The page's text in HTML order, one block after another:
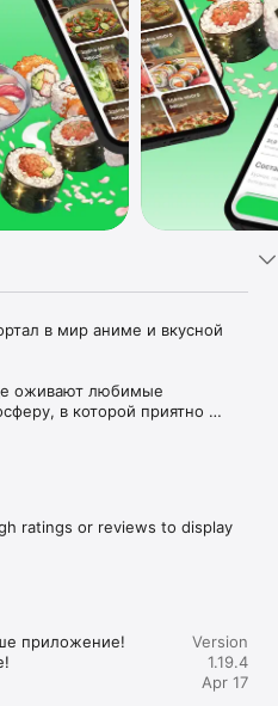
в мир аниме и вкусной
оживают любимые
в которой приятно
и щедрая начинка.
отаку в движении.
чтобы согреться в
ratings or reviews to display
приложение!
Version
1.19.4
Apr 17